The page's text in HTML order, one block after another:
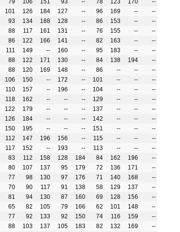
79 106 151 93 -- 78 123 170
--
101 126 184 127 -- 96 169 --
--
93 134 188 128 -- 86 153 --
--
88 117 161 131 -- 76 155 --
--
86 122 166 141 -- 82 163 --
--
111 149 -- 160 -- 95 183 --
--
88 122 171 130 -- 84 138 194
--
88 120 169 148 -- 86 -- --
--
106 150 -- 172 -- 101 -- --
--
110 157 -- 196 -- 104 -- --
--
118 162 -- -- -- 129 -- --
--
122 179 -- -- -- 137 -- --
--
126 184 -- -- -- 142 -- --
--
150 195 -- -- -- 151 -- --
--
112 147 196 156 -- 115 -- --
--
117 152 -- 193 -- 113 -- --
--
83 112 158 128 184 84 162 196
--
80 107 137 95 179 72 136 171
--
77 98 130 97 176 71 140 168
--
70 90 117 91 138 58 129 137
--
81 94 130 87 160 69 128 156
--
65 82 105 79 166 62 101 148
--
77 92 133 92 150 74 116 159
--
88 103 137 105 183 82 132 169
--